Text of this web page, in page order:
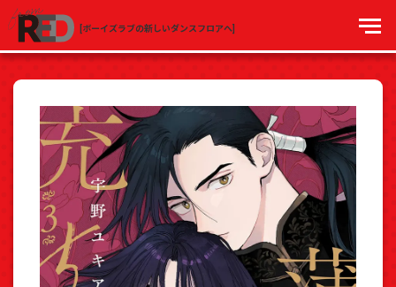
[ボーイズラブの新しいダンスフロアへ]